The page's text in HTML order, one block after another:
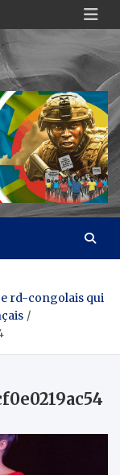
rd-congolais qui